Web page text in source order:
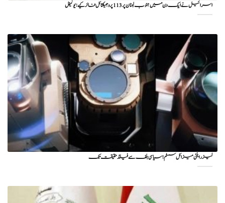
اسرائیل نے ایک دن میں جنوب لبنان پر 113 پروجیکٹائل فائر کیے: یونیفل
لیزر اینٹی میزائل سسٹم؛ سیاسی بلف سے فیلڈ حقیقت تک